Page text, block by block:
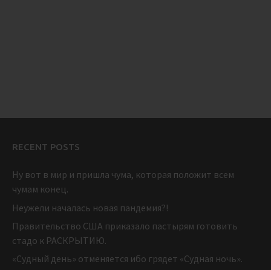
RECENT POSTS
Ну вот в мир и пришла чума, которая положит всем
чумам конец.
Неужели началась новая пандемия?!
Правительство США приказало пастырям готовить
стадо к РАСКРЫТИЮ.
«Судный день» отменяется ибо грядет «Судная ночь».